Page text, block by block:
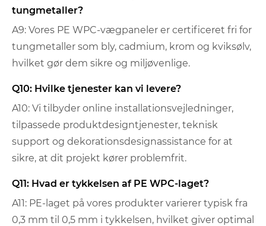
tungmetaller?
A9: Vores PE WPC-vægpaneler er certificeret fri for
tungmetaller som bly, cadmium, krom og kviksølv,
hvilket gør dem sikre og miljøvenlige.
Q10: Hvilke tjenester kan vi levere?
A10: Vi tilbyder online installationsvejledninger,
tilpassede produktdesigntjenester, teknisk
support og dekorationsdesignassistance for at
sikre, at dit projekt kører problemfrit.
Q11: Hvad er tykkelsen af ​​PE WPC-laget?
A11: PE-laget på vores produkter varierer typisk fra
0,3 mm til 0,5 mm i tykkelsen, hvilket giver optimal